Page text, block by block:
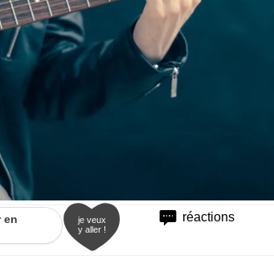
réactions
en
je veux
y aller !